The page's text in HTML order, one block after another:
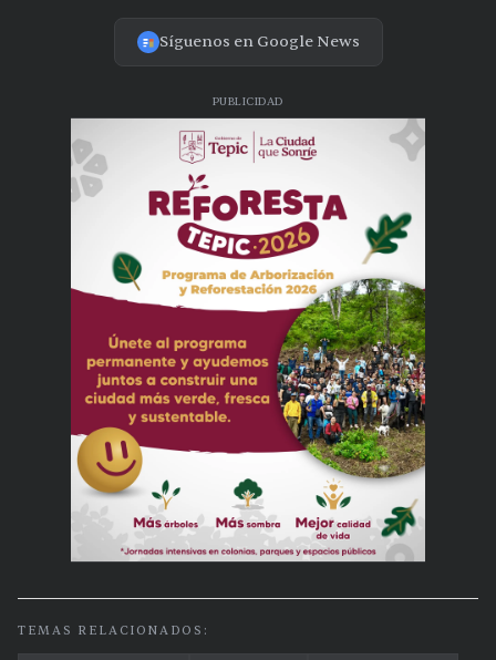
Síguenos en Google News
PUBLICIDAD
TEMAS RELACIONADOS: